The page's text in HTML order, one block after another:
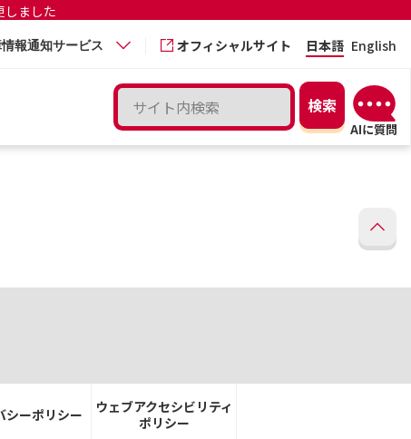
しました
報通知サービス オフィシャルサイト 日本語 English
シーポリシー
ウェブアクセシビリティ
ポリシー